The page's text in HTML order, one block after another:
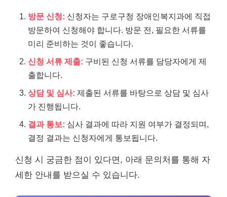
방문 신청: 신청자는 구로구청 장애인복지과에 직접
방문하여 신청해야 합니다. 방문 전, 필요한 서류를
미리 준비하는 것이 좋습니다.
신청 서류 제출: 구비된 신청 서류를 담당자에게 제
출합니다.
상담 및 심사: 제출된 서류를 바탕으로 상담 및 심사
가 진행됩니다.
결과 통보: 심사 결과에 따라 지원 여부가 결정되며,
결정 결과는 신청자에게 통보됩니다.
신청 시 궁금한 점이 있다면, 아래 문의처를 통해 자
세한 안내를 받으실 수 있습니다.